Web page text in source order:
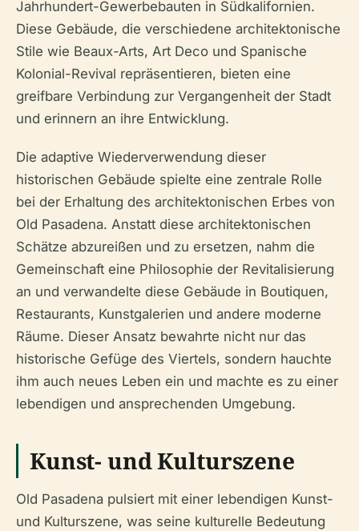
Jahrhundert-Gewerbebauten in Südkalifornien.
Diese Gebäude, die verschiedene architektonische
Stile wie Beaux-Arts, Art Deco und Spanische
Kolonial-Revival repräsentieren, bieten eine
greifbare Verbindung zur Vergangenheit der Stadt
und erinnern an ihre Entwicklung.
Die adaptive Wiederverwendung dieser
historischen Gebäude spielte eine zentrale Rolle
bei der Erhaltung des architektonischen Erbes von
Old Pasadena. Anstatt diese architektonischen
Schätze abzureißen und zu ersetzen, nahm die
Gemeinschaft eine Philosophie der Revitalisierung
an und verwandelte diese Gebäude in Boutiquen,
Restaurants, Kunstgalerien und andere moderne
Räume. Dieser Ansatz bewahrte nicht nur das
historische Gefüge des Viertels, sondern hauchte
ihm auch neues Leben ein und machte es zu einer
lebendigen und ansprechenden Umgebung.
Kunst- und Kulturszene
Old Pasadena pulsiert mit einer lebendigen Kunst-
und Kulturszene, was seine kulturelle Bedeutung